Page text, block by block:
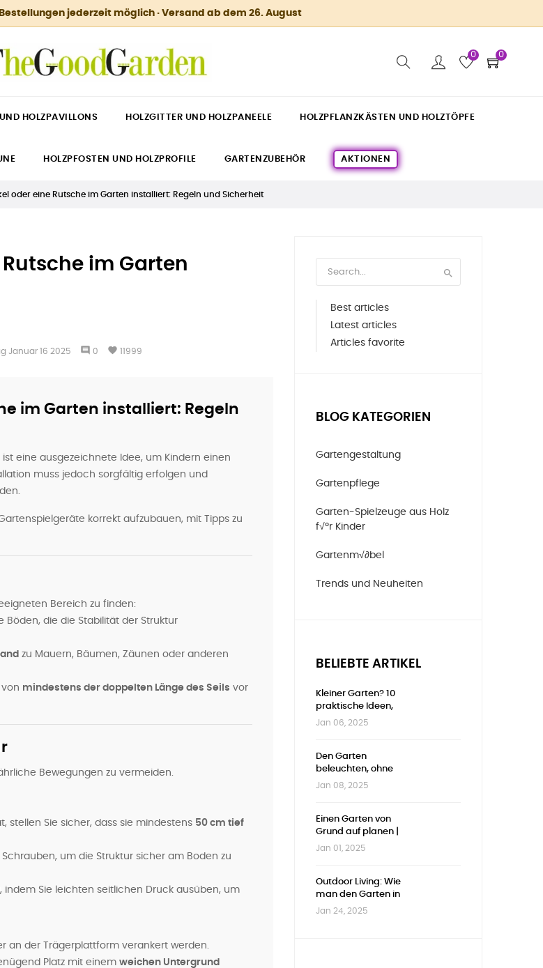
jederzeit möglich · Versand ab dem 26. August
0 0
HOLZPAVILLONS HOLZGITTER UND HOLZPANEELE HOLZPFLANZKÄSTEN UND HOLZTÖPFE
HOLZPFOSTEN UND HOLZPROFILE GARTENZUBEHÖR AKTIONEN
oder eine Rutsche im Garten installiert: Regeln und Sicherheit
im Garten
Januar 16 2025 comment 0 favorite 11999
im Garten installiert: Regeln
eine ausgezeichnete Idee, um Kindern einen
muss jedoch sorgfältig erfolgen und
korrekt aufzubauen, mit Tipps zu
Bereich zu finden:
die die Stabilität der Struktur
zu Mauern, Bäumen, Zäunen oder anderen
mindestens der doppelten Länge des Seils vor
Bewegungen zu vermeiden.
stellen Sie sicher, dass sie mindestens 50 cm tief
um die Struktur sicher am Boden zu
indem Sie leichten seitlichen Druck ausüben, um
an der Trägerplattform verankert werden.
Platz mit einem weichen Untergrund

Best articles
Latest articles
Articles favorite
BLOG KATEGORIEN
Gartengestaltung
Gartenpflege
Garten-Spielzeuge aus Holz
f√ºr Kinder
Gartenm√∂bel
Trends und Neuheiten
BELIEBTE ARTIKEL
Kleiner Garten? 10
praktische Ideen,
um jeden
Jan 06, 2025
Den Garten
beleuchten, ohne
zu viel auszugeben
Jan 08, 2025
Einen Garten von
Grund auf planen |
Vollständiger
Jan 01, 2025
Outdoor Living: Wie
man den Garten in
ein echtes
Jan 24, 2025